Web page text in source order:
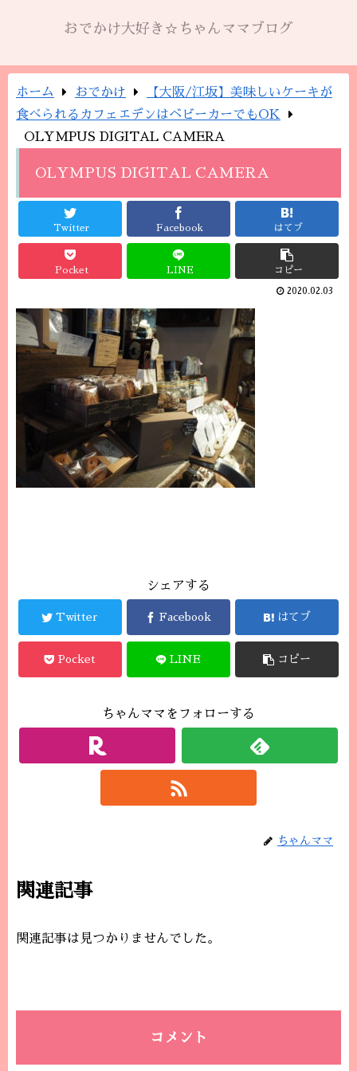
おでかけ大好き☆ちゃんママブログ
ホーム おでかけ
【大阪/江坂】美味しいケーキが
食べられるカフェエデンはベビーカーでもOK
OLYMPUS DIGITAL CAMERA
OLYMPUS DIGITAL CAMERA
Twitter Facebook はてブ
Pocket LINE コピー
2020.02.03
シェアする
Twitter Facebook はてブ
Pocket LINE コピー
ちゃんママをフォローする
ちゃんママ
関連記事
関連記事は見つかりませんでした。
コメント